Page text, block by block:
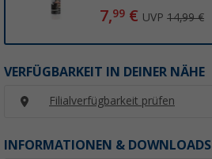
7,99 € UVP14,99 €
VERFÜGBARKEIT IN DEINER NÄHE
Filialverfügbarkeit prüfen
INFORMATIONEN & DOWNLOADS